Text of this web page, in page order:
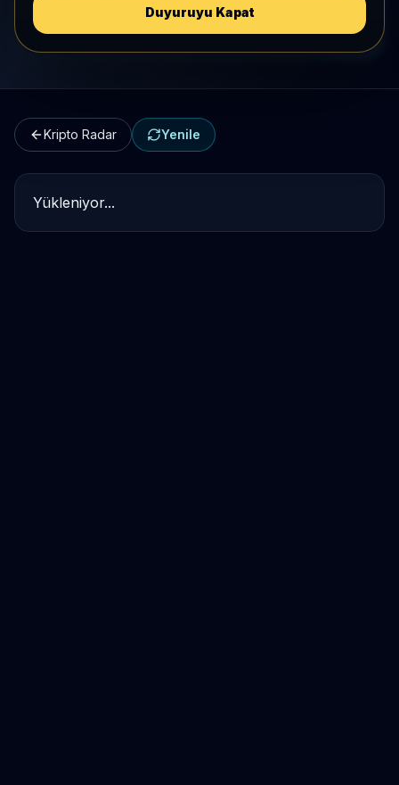
Duyuruyu Kapat
Kripto Radar Yenile
Yükleniyor...